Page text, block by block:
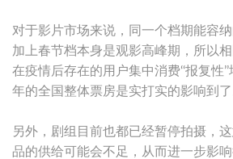
对于影片市场来说，同一个档期能容
加上春节档本身是观影高峰期，所以
在疫情后存在的用户集中消费‘‘报复性
年的全国整体票房是实打实的影响到了
另外，剧组目前也都已经暂停拍摄，
品的供给可能会不足，从而进一步影响